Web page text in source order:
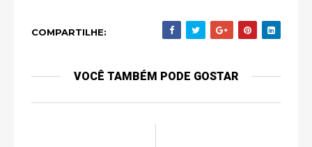
COMPARTILHE:
VOCÊ TAMBÉM PODE GOSTAR